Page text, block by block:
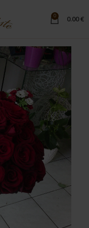
0 0.00€